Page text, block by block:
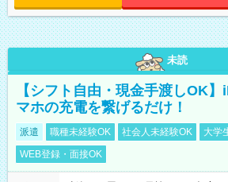
未読
【シフト自由・現金手渡しOK
マホの充電を繋げるだけ！
派遣 職種未経験OK 社会人未経験OK 大学
WEB登録・面接OK